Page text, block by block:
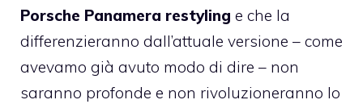
Porsche Panamera restyling e che la
differenzieranno dall’attuale versione – come
avevamo già avuto modo di dire – non
saranno profonde e non rivoluzioneranno lo